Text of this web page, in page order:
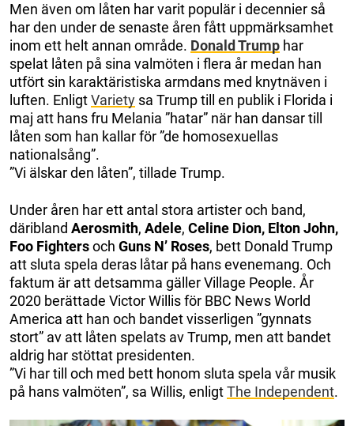
Men även om låten har varit populär i decennier så
har den under de senaste åren fått uppmärksamhet
inom ett helt annan område. Donald Trump har
spelat låten på sina valmöten i flera år medan han
utfört sin karaktäristiska armdans med knytnäven i
luften. EnligtVariety sa Trump till en publik i Florida i
maj att hans fru Melania ”hatar” när han dansar till
låten som han kallar för ”de homosexuellas
nationalsång”.
”Vi älskar den låten”, tillade Trump.
Under åren har ett antal stora artister och band,
däribland Aerosmith, Adele, Celine Dion, Elton John,
Foo Fightersoch Guns N’ Roses, bett Donald Trump
att sluta spela deras låtar på hans evenemang. Och
faktum är att detsamma gäller Village People. År
2020 berättade Victor Willis för BBC News World
America att han och bandet visserligen ”gynnats
stort” av att låten spelats av Trump, men att bandet
aldrig har stöttat presidenten.
”Vi har till och med bett honom sluta spela vår musik
på hans valmöten”, sa Willis, enligtThe Independent.